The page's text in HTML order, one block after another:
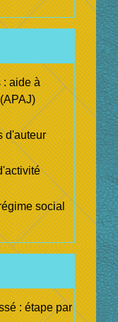
: aide à
d'auteur
social
: étape par